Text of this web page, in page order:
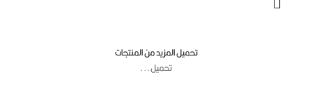
تحميل المزيد من المنتجات
تحميل...